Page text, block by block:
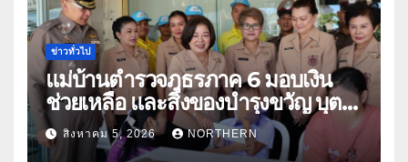
ข่าวทั่วไป
แม่บ้านตำรวจภูธรภาค 6 มอบเงิน
ช่วยเหลือ และสิ่งของบำรุงขวัญ บุตร-
ธิดา ข้าราชการตำรวจจังหวัด
อุทัยธานี
สิงหาคม 5, 2026 NORTHERN